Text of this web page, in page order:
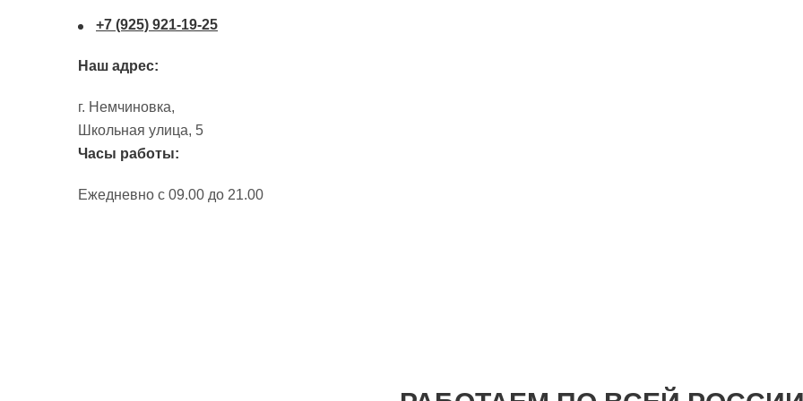
+7 (925) 921-19-25
Наш адрес:
г. Немчиновка,
Школьная улица, 5
Часы работы:
Ежедневно с 09.00 до 21.00